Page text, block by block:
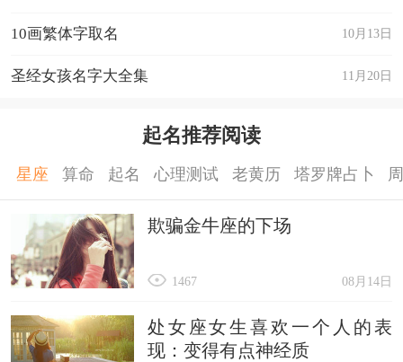
10月13日
10画繁体字取名
11月20日
圣经女孩名字大全集
起名推荐阅读
星座 算命 起名 心理测试 老黄历 塔罗牌占卜
欺骗金牛座的下场
08月14日
1467
处女座女生喜欢一个人的表
现：变得有点神经质